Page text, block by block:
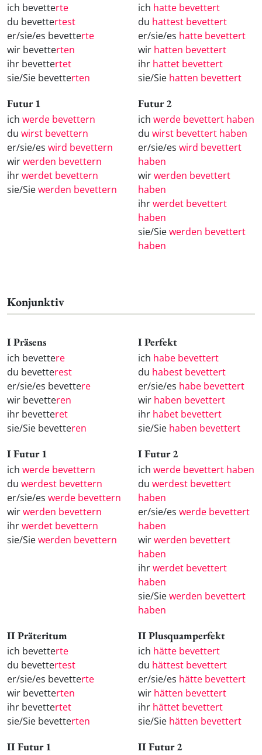
ich bevetterte
du bevettertest
er/sie/es bevetterte
wir bevetterten
ihr bevettertet
sie/Sie bevetterten
ich hatte bevettert
du hattest bevettert
er/sie/es hatte bevettert
wir hatten bevettert
ihr hattet bevettert
sie/Sie hatten bevettert
Futur 1
ich werde bevettern
du wirst bevettern
er/sie/es wird bevettern
wirwerden bevettern
ihrwerdet bevettern
sie/Siewerden bevettern
Futur 2
ich werde bevettert haben
du wirst bevettert haben
er/sie/es wird bevettert
haben
wirwerden bevettert
haben
ihrwerdet bevettert
haben
sie/Siewerden bevettert
haben
Konjunktiv
I Präsens
ich bevettere
du bevetterest
er/sie/es bevettere
wir bevetteren
ihr bevetteret
sie/Sie bevetteren
I Perfekt
ich habe bevettert
du habest bevettert
er/sie/es habe bevettert
wir haben bevettert
ihr habet bevettert
sie/Sie haben bevettert
I Futur 1
ich werde bevettern
du werdest bevettern
er/sie/es werde bevettern
wirwerden bevettern
ihrwerdet bevettern
sie/Siewerden bevettern
I Futur 2
ich werde bevettert haben
du werdest bevettert
haben
er/sie/es werde bevettert
haben
wirwerden bevettert
haben
ihrwerdet bevettert
haben
sie/Siewerden bevettert
haben
II Präteritum
ich bevetterte
du bevettertest
er/sie/es bevetterte
wir bevetterten
ihr bevettertet
sie/Sie bevetterten
II Plusquamperfekt
ich hätte bevettert
du hättest bevettert
er/sie/es hätte bevettert
wir hätten bevettert
ihr hättet bevettert
sie/Sie hätten bevettert
II Futur 1 II Futur 2